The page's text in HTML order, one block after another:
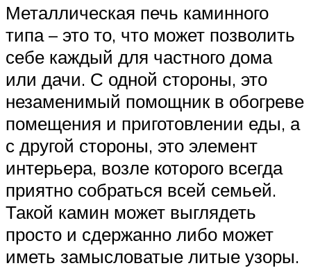
Металлическая печь каминного
типа – это то, что может позволить
себе каждый для частного дома
или дачи. С одной стороны, это
незаменимый помощник в обогреве
помещения и приготовлении еды, а
с другой стороны, это элемент
интерьера, возле которого всегда
приятно собраться всей семьей.
Такой камин может выглядеть
просто и сдержанно либо может
иметь замысловатые литые узоры.